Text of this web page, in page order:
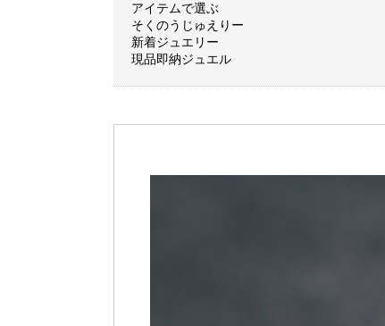
アイテムで選ぶ
そくのうじゅえりー
新着ジュエリー
現品即納ジュエル